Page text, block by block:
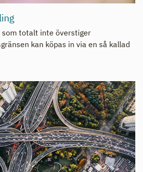
som totalt inte överstiger
kan köpas in via en så kallad